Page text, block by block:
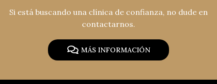
Si está buscando una clínica de confianza, no dude en
contactarnos.
MÁS INFORMACIÓN